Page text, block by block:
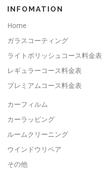
INFOMATION
Home
ガラスコーティング
ライトポリッシュコース料金表
レギュラーコース料金表
プレミアムコース料金表
カーフィルム
カーラッピング
ルームクリーニング
ウインドウリペア
その他